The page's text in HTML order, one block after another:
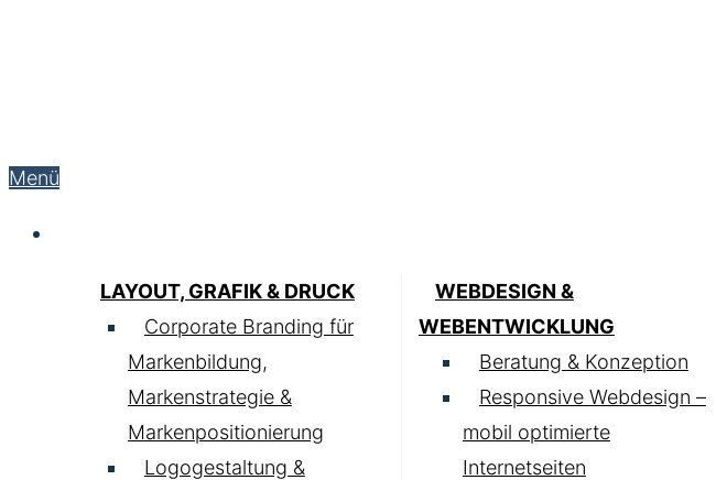
Menü
LAYOUT, GRAFIK & DRUCK
Corporate Branding für
Markenbildung,
Markenstrategie &
Markenpositionierung
Logogestaltung &
WEBDESIGN &
WEBENTWICKLUNG
Beratung & Konzeption
Responsive Webdesign –
mobil optimierte
Internetseiten